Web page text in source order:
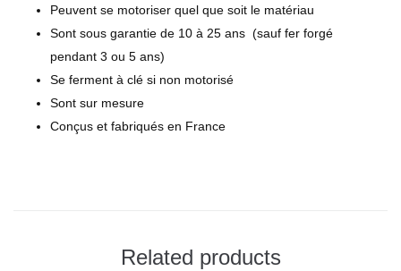
Peuvent se motoriser quel que soit le matériau
Sont sous garantie de 10 à 25 ans (sauf fer forgé
pendant 3 ou 5 ans)
Se ferment à clé si non motorisé
Sont sur mesure
Conçus et fabriqués en France
Related products